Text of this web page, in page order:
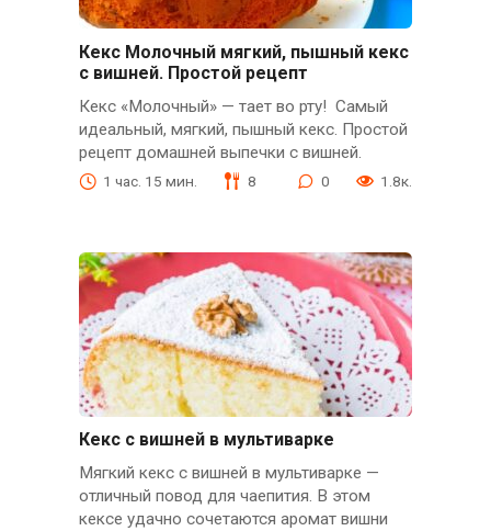
Кекс Молочный мягкий, пышный кекс
с вишней. Простой рецепт
Кекс «Молочный» — тает во рту! Самый
идеальный, мягкий, пышный кекс. Простой
рецепт домашней выпечки с вишней.
1 час. 15 мин. 8 0 1.8к.
Кекс с вишней в мультиварке
Мягкий кекс с вишней в мультиварке —
отличный повод для чаепития. В этом
кексе удачно сочетаются аромат вишни